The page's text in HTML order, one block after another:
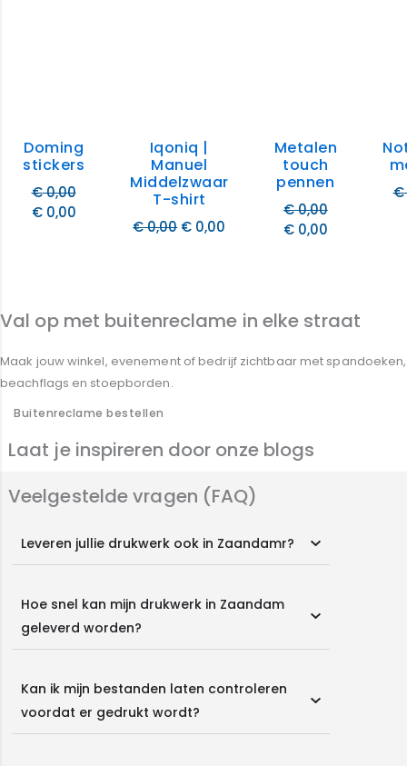
Doming
stickers
€0,00
€0,00
Iqoniq |
Manuel
Middelzwaar
T-shirt
€0,00 € 0,00
Metalen
touch
pennen
€0,00
€0,00
€
Val op met buitenreclame in elke straat
Maak jouw winkel, evenement of bedrijf zichtbaar met spandoeken,
beachflags en stoepborden.
Buitenreclame bestellen
Laat je inspireren door onze blogs
Veelgestelde vragen (FAQ)
Leveren jullie drukwerk ook in Zaandamr?
Hoe snel kan mijn drukwerk in Zaandam
geleverd worden?
Kan ik mijn bestanden laten controleren
voordat er gedrukt wordt?